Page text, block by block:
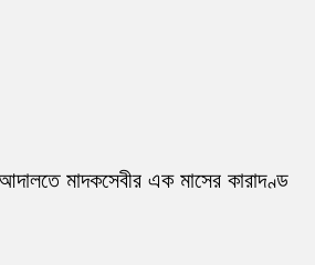
আদালতে মাদকসেবীর এক মাসের কারাদণ্ড